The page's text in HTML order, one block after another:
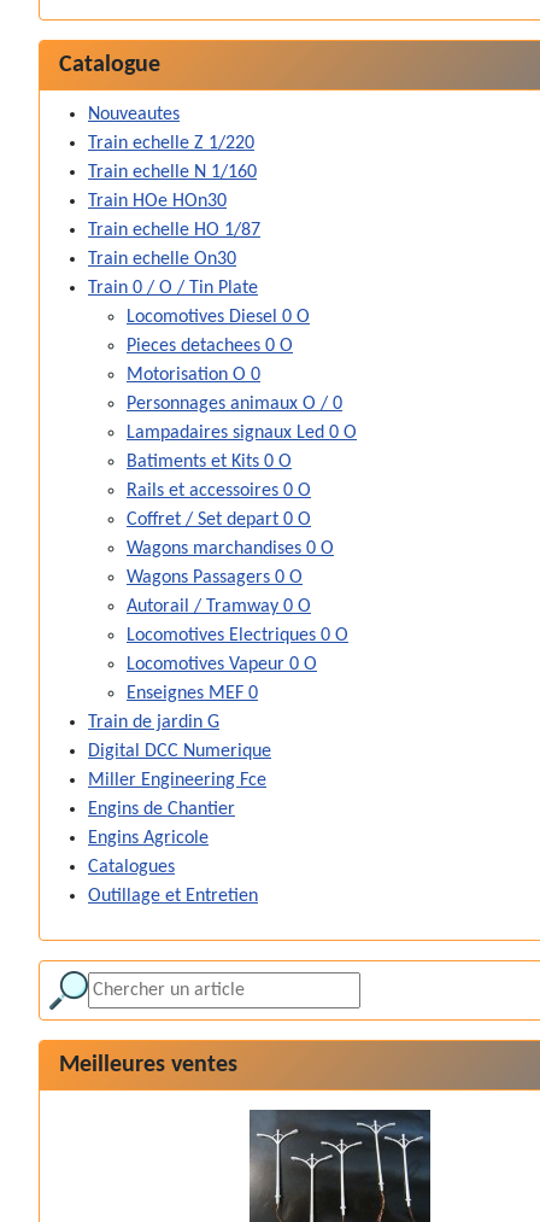
Catalogue
Nouveautes
Train echelle Z 1/220
Train echelle N 1/160
Train HOe HOn30
Train echelle HO 1/87
Train echelle On30
Train 0 / O / Tin Plate
Locomotives Diesel 0 O
Pieces detachees 0 O
Motorisation O 0
Personnages animaux O / 0
Lampadaires signaux Led 0 O
Batiments et Kits 0 O
Rails et accessoires 0 O
Coffret / Set depart 0 O
Wagons marchandises 0 O
Wagons Passagers 0 O
Autorail / Tramway 0 O
Locomotives Electriques 0 O
Locomotives Vapeur 0 O
Enseignes MEF 0
Train de jardin G
Digital DCC Numerique
Miller Engineering Fce
Engins de Chantier
Engins Agricole
Catalogues
Outillage et Entretien
Meilleures ventes